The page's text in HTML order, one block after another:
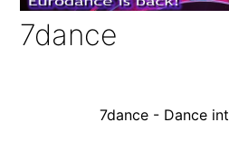
7dance
7dance - Dance